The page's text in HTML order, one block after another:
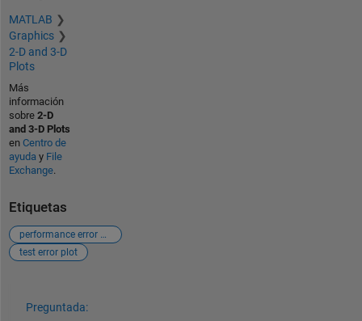
MATLAB
Graphics
2-D and 3-D
Plots
Más
información
sobre 2-D
and 3-D Plots
en Centro de
ayuda y File
Exchange.
Etiquetas
performance error plot
test error plot
Preguntada: